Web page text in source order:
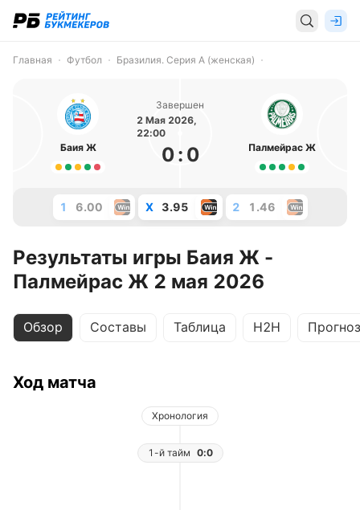
Главная Футбол Бразилия. Серия А (женская)
Баия Ж
Завершен
2 Мая 2026,
22:00
0: 0 Палмейрас Ж
1 6.00 X 3.95 2 1.46
Результаты игры Баия Ж -
Палмейрас Ж 2 мая 2026
Обзор Составы Таблица H2H
Ход матча
Хронология
1-й тайм 0:0